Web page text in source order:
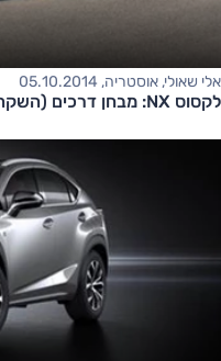
אלי שאולי, אוסטריה, 05.10.2014
לקסוס NX: מבחן דרכים (השקה)